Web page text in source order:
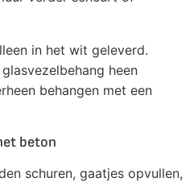
in het wit geleverd.
heen
behangen met een
beton
schuren, gaatjes opvullen,